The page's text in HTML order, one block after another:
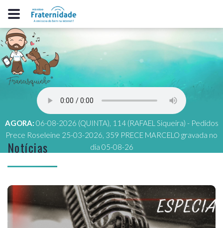
AGORA: 06-08-2026 (QUINTA), 114 (RAFAEL Siqueira) - Pedidos
Prece Roseleine 25-03-2026, 359 PRECE MARCELO gravada no
dia 05-08-26
Notícias